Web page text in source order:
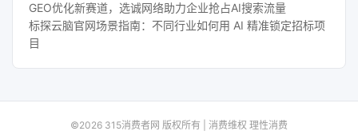
GEO优化新赛道，选诚网络助力企业抢占AI搜索流量
标探云脑官网场景指南：不同行业如何用 AI 精准锁定招标项
目
©2026 315消费者网 版权所有 | 消费维权 理性消费